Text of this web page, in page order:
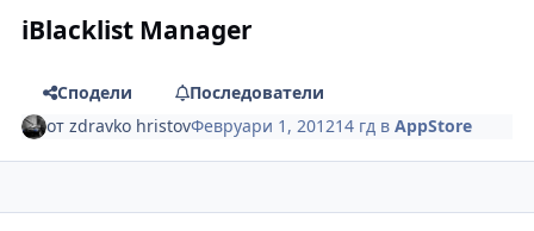
iBlacklist Manager
Сподели
Последователи
отzdravko hristovФевруари 1, 201214 гд вAppStore